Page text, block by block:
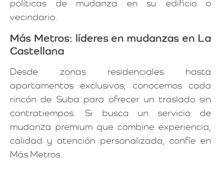
políticas de mudanza en su edificio o
vecindario.
Más Metros: líderes en mudanzas en La
Castellana
Desde zonas residenciales hasta
apartamentos exclusivos, conocemos cada
rincón de Suba para ofrecer un traslado sin
contratiempos. Si busca un servicio de
mudanza premium que combine experiencia,
calidad y atención personalizada, confíe en
Más Metros.